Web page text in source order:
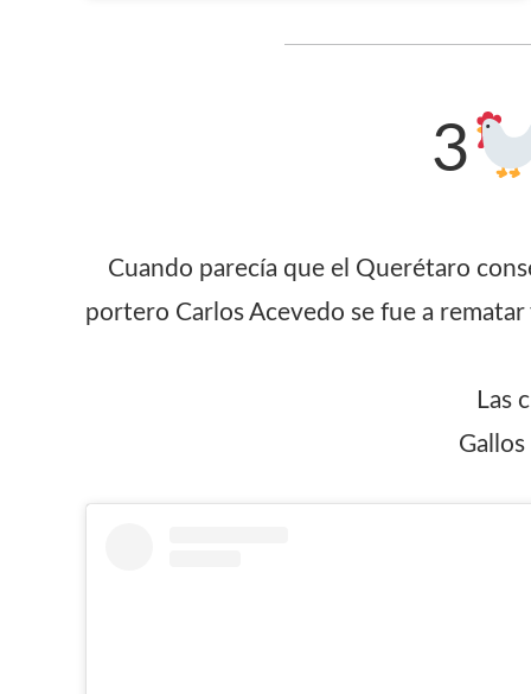
3
Cuando parecía que el Querétaro
portero Carlos Acevedo se fue a
Las